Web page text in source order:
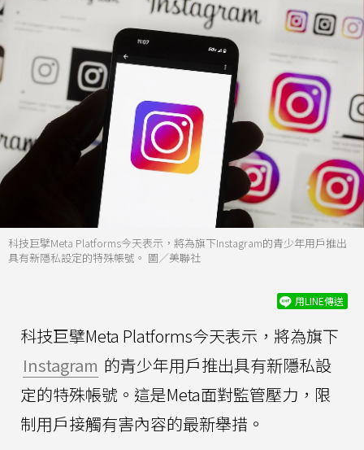
科技巨擘Meta Platforms今天表示，將為旗下Instagram的青少年用戶推出
具有新隱私設定的特殊帳號。 圖／美聯社
用LINE傳送
科技巨擘Meta Platforms今天表示，將為旗下
Instagram 的青少年用戶推出具有新隱私設
定的特殊帳號。這是Meta面對監管壓力，限
制用戶接觸有害內容的最新舉措。